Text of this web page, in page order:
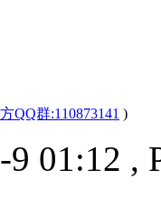
QQ群:110873141 )
01:12 ,